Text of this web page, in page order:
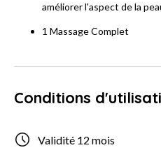
améliorer l'aspect de la
1 Massage Complet
Conditions
Validité 12 mois